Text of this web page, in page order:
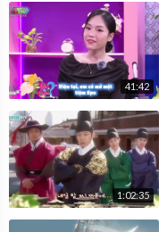
41:42
1:02:35